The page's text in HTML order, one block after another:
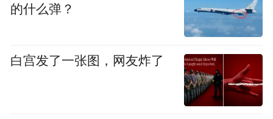
疫情无情人有情，患难之中见真情。一场争
分夺秒、与新冠病毒抢时间的“雪中送炭”行
的什么弹？
白宫发了一张图，网友炸了